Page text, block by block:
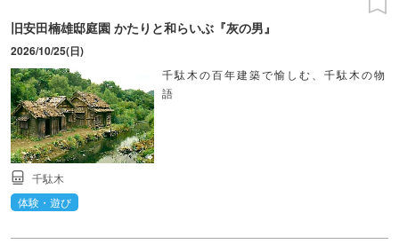
旧安田楠雄邸庭園 かたりと和らいぶ『灰の男』
2026/10/25(日)
千駄木の百年建築で愉しむ、千駄木の物
語
千駄木
体験・遊び